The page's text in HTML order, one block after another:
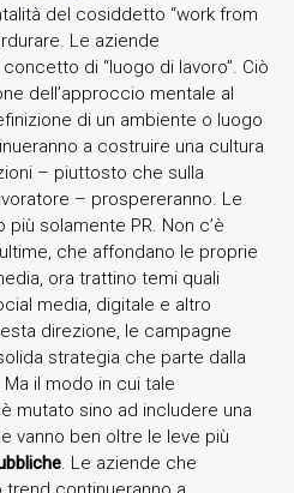
del cosiddetto “work from
Le aziende
di “luogo di lavoro”. Ciò
dell’approccio mentale al
di un ambiente o luogo
a costruire una cultura
– piuttosto che sulla
– prospereranno. Le
più solamente PR. Non c’è
che affondano le proprie
ora trattino temi quali
media, digitale e altro
direzione, le campagne
strategia che parte dalla
il modo in cui tale
mutato sino ad includere una
vanno ben oltre le leve più
. Le aziende che